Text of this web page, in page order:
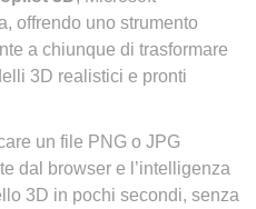
offrendo uno strumento
a chiunque di trasformare
3D realistici e pronti
un file PNG o JPG
dal browser e l’intelligenza
3D in pochi secondi, senza